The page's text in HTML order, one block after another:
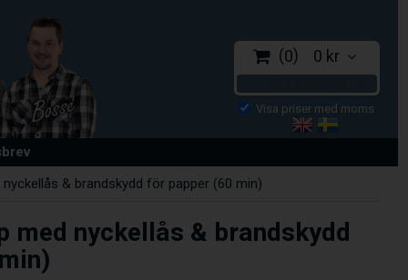
0 0 kr
& brandskydd för papper (60 min)
med nyckellås & brandskydd